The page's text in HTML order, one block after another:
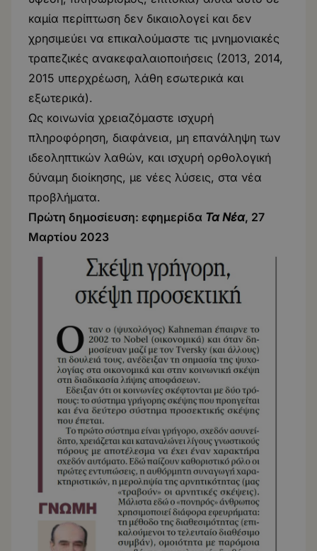
καμία περίπτωση δεν δικαιολογεί και δεν
χρησιμεύει να επικαλούμαστε τις μνημονιακές
τραπεζικές ανακεφαλαιοποιήσεις (2013, 2014,
2015 υπερχρέωση, λάθη εσωτερικά και
εξωτερικά).
Ως κοινωνία χρειαζόμαστε ισχυρή
πληροφόρηση, διαφάνεια, μη επανάληψη των
ιδεοληπτικών λαθών, και ισχυρή ορθολογική
δύναμη διοίκησης, με νέες λύσεις, στα νέα
προβλήματα.
Πρώτη δημοσίευση: εφημερίδα Τα Νέα, 27
Μαρτίου 2023